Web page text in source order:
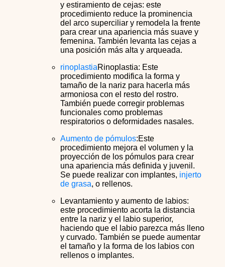
y estiramiento de cejas: este
procedimiento reduce la prominencia
del arco superciliar y remodela la frente
para crear una apariencia más suave y
femenina. También levanta las cejas a
una posición más alta y arqueada.
rinoplastiaRinoplastia: Este
procedimiento modifica la forma y
tamaño de la nariz para hacerla más
armoniosa con el resto del rostro.
También puede corregir problemas
funcionales como problemas
respiratorios o deformidades nasales.
Aumento de pómulos:Este
procedimiento mejora el volumen y la
proyección de los pómulos para crear
una apariencia más definida y juvenil.
Se puede realizar con implantes, injerto
de grasa, o rellenos.
Levantamiento y aumento de labios:
este procedimiento acorta la distancia
entre la nariz y el labio superior,
haciendo que el labio parezca más lleno
y curvado. También se puede aumentar
el tamaño y la forma de los labios con
rellenos o implantes.